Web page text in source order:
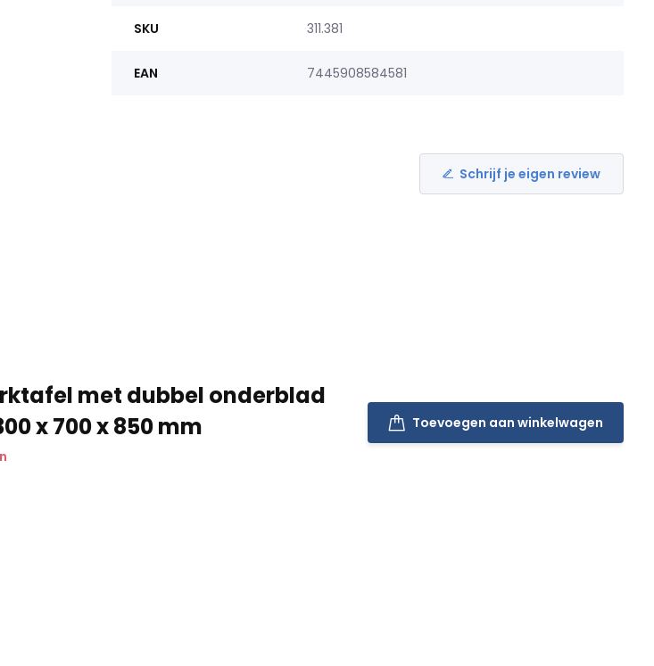
SKU 311.381
EAN 7445908584581
Schrijf je eigen review
met dubbel onderblad
x 700 x 850 mm
Toevoegen aan winkelwagen